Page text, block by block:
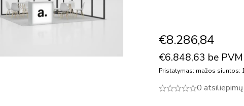
€8.286,84
€6.848,63 be PVM
Pristatymas: mažos siuntos:
0 atsiliepimų